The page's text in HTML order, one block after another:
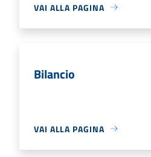
VAI ALLA PAGINA
Bilancio
VAI ALLA PAGINA